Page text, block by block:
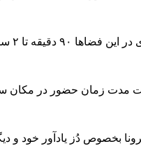
به بیماری را می تواند افزایش دهد .
سربسته توصیه می شود با ۵۰ درصد
بخصوص دُز یادآور خود و